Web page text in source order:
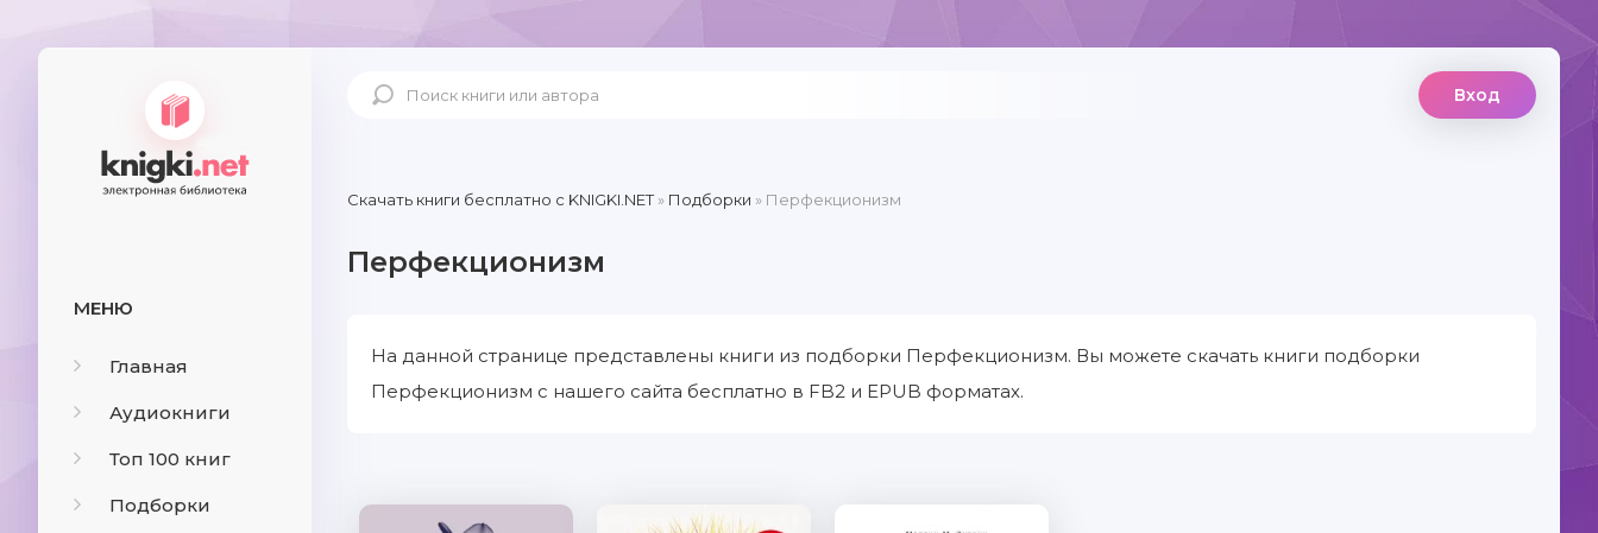
МЕНЮ
Главная
Аудиокниги
Топ 100 книг
Подборки
Вход
Скачать книги бесплатно c KNIGKI.NET» Подборки » Перфекционизм
Перфекционизм
На данной странице представлены книги из подборки Перфекционизм. Вы можете скачать книги подборки
Перфекционизм с нашего сайта бесплатно в FB2 и EPUB форматах.